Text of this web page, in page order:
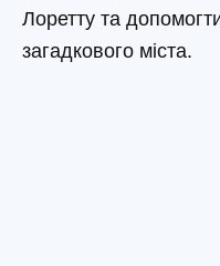
Лоретту та
загадкового міста.